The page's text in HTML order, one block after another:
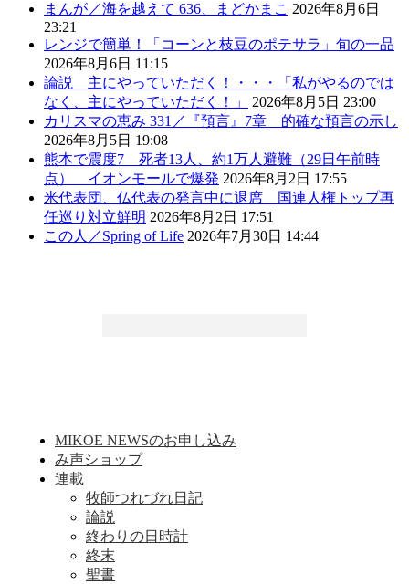
まんが／海を越えて 636、まどかまこ 2026年8月6日
23:21
レンジで簡単！「コーンと枝豆のポテサラ」旬の一品
2026年8月6日 11:15
論説 主にやっていただく！・・・「私がやるのでは
なく、主にやっていただく！」
2026年8月5日 23:00
カリスマの恵み 331／『預言』7章 的確な預言の示し
2026年8月5日 19:08
熊本で震度7 死者13人、約1万人避難（29日午前時
点） イオンモールで爆発 2026年8月2日 17:55
米代表団、仏代表の発言中に退席 国連人権トップ再
任巡り対立鮮明 2026年8月2日 17:51
この人／Spring of Life 2026年7月30日 14:44
MIKOE NEWSのお申し込み
み声ショップ
連載
牧師つれづれ日記
論説
終わりの日時計
終末
聖書